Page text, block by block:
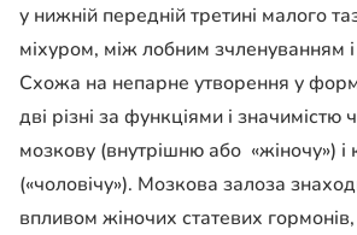
у нижній передній третині малого
міхуром, між лобним
Схожа на непарне утворення у
дві різні за функціями і значимістю
мозкову (внутрішню або «жіночу») і
(«чоловічу»). Мозкова залоза
впливом жіночих статевих